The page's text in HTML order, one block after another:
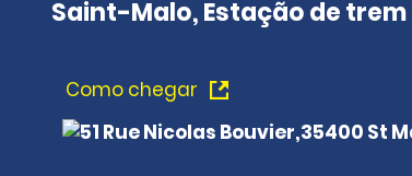
Saint-Malo, Estação de trem
Como chegar